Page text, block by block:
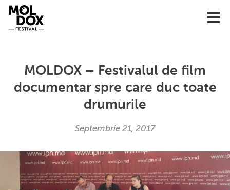
Skip
content
MOLDOX – Festivalul de film
documentar spre care duc toate
drumurile
Septembrie 21, 2017